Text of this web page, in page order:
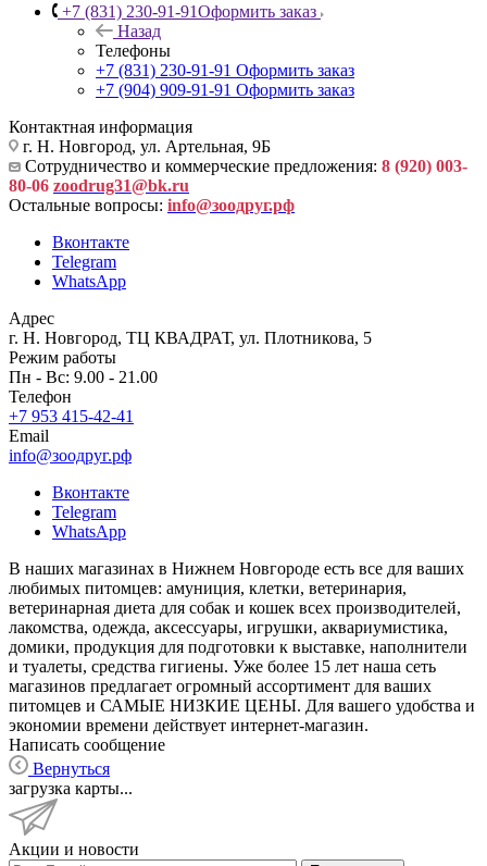
+7 (831) 230-91-91Оформить заказ
Назад
Телефоны
+7 (831) 230-91-91 Оформить заказ
+7 (904) 909-91-91 Оформить заказ
Контактная информация
г. Н. Новгород, ул. Артельная, 9Б
Сотрудничество и коммерческие предложения: 8 (920) 003-
80-06 zoodrug31@bk.ru
Остальные вопросы: info@зоодруг.рф
Вконтакте
Telegram
WhatsApp
Адрес
г. Н. Новгород, ТЦ КВАДРАТ, ул. Плотникова, 5
Режим работы
Пн - Вс: 9.00 - 21.00
Телефон
+7 953 415-42-41
Email
info@зоодруг.рф
Вконтакте
Telegram
WhatsApp
В наших магазинах в Нижнем Новгороде есть все для ваших
любимых питомцев: амуниция, клетки, ветеринария,
ветеринарная диета для собак и кошек всех производителей,
лакомства, одежда, аксессуары, игрушки, аквариумистика,
домики, продукция для подготовки к выставке, наполнители
и туалеты, средства гигиены. Уже более 15 лет наша сеть
магазинов предлагает огромный ассортимент для ваших
питомцев и САМЫЕ НИЗКИЕ ЦЕНЫ. Для вашего удобства и
экономии времени действует интернет-магазин.
Написать сообщение
Вернуться
загрузка карты...
Акции и новости